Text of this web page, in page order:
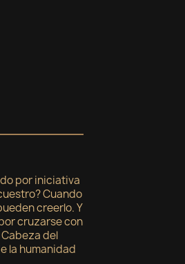
por iniciativa
Cuando
creerlo. Y
cruzarse con
Cabeza del
la humanidad